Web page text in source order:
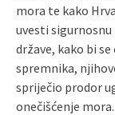
mora te kako
uvesti sigurnosnu
države, kako bi
spremnika,
spriječio prodor
onečišćenje mora.